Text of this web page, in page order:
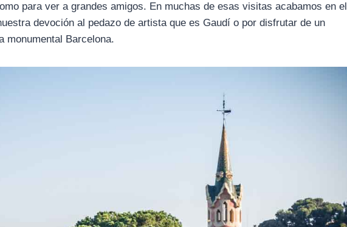
para ver a grandes amigos. En muchas de esas visitas acabamos en el
devoción al pedazo de artista que es Gaudí o por disfrutar de un
monumental Barcelona.